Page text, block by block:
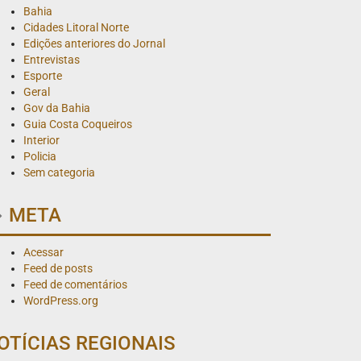
Bahia
Cidades Litoral Norte
Edições anteriores do Jornal
Entrevistas
Esporte
Geral
Gov da Bahia
Guia Costa Coqueiros
Interior
Policia
Sem categoria
META
Acessar
Feed de posts
Feed de comentários
WordPress.org
REGIONAIS